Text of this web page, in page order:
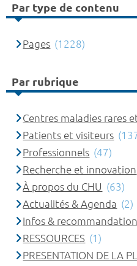
Par type de contenu
Pages (1228)
Par rubrique
Centres maladies rares
Patients et visiteurs
Professionnels (47)
Recherche et innovation
À propos du CHU (63)
Actualités & Agenda (2)
Infos &
RESSOURCES (1)
PRESENTATION DE LA